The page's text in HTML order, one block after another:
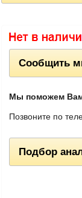
Сообщить
Мы поможем
Позвоните по
Подбор